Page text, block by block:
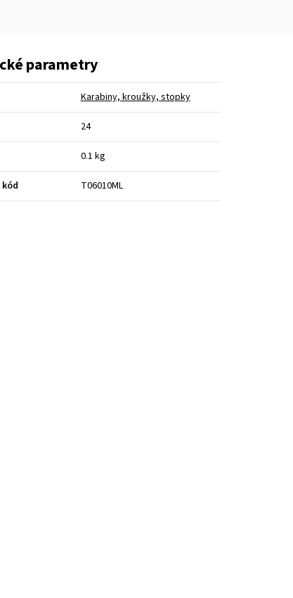
parametry
Karabiny, kroužky, stopky
24
0.1 kg
T06010ML